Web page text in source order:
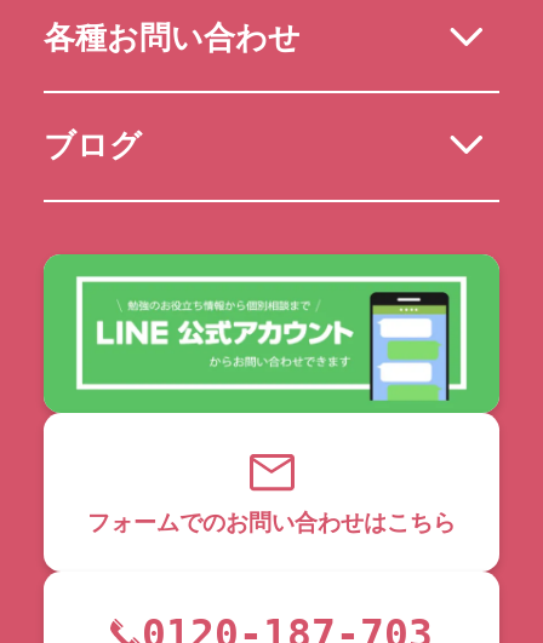
各種お問い合わせ
ブログ
フォームでのお問い合わせはこちら